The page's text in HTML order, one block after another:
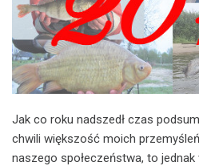
Jak co roku nadszedł czas
chwili większość moich
naszego społeczeństwa, to